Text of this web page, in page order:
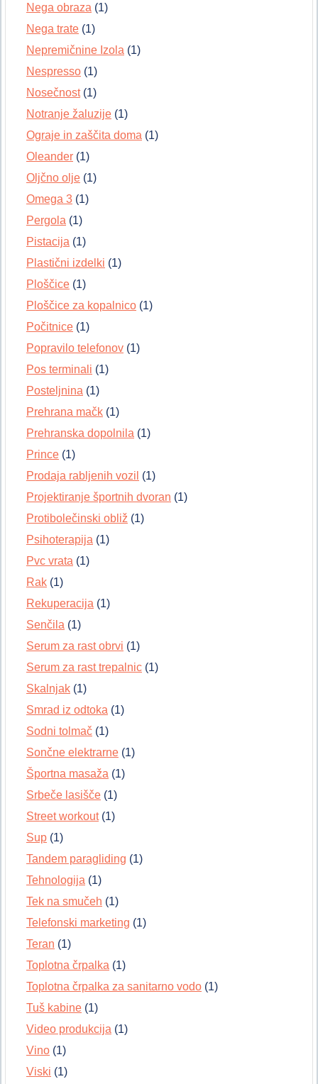
Nega obraza (1)
Nega trate (1)
Nepremičnine Izola (1)
Nespresso (1)
Nosečnost(1)
Notranje žaluzije (1)
Ograje in zaščita doma (1)
Oleander (1)
Oljčno olje (1)
Omega 3 (1)
Pergola (1)
Pistacija (1)
Plastični izdelki (1)
Ploščice (1)
Ploščice za kopalnico (1)
Počitnice (1)
Popravilo telefonov (1)
Pos terminali (1)
Posteljnina (1)
Prehrana mačk (1)
Prehranska dopolnila (1)
Prince (1)
Prodaja rabljenih vozil (1)
Projektiranje športnih dvoran (1)
Protibolečinski obliž (1)
Psihoterapija (1)
Pvc vrata (1)
Rak (1)
Rekuperacija (1)
Senčila (1)
Serum za rast obrvi (1)
Serum za rast trepalnic (1)
Skalnjak (1)
Smrad iz odtoka (1)
Sodni tolmač (1)
Sončne elektrarne (1)
Športna masaža (1)
Srbeče lasišče (1)
Street workout(1)
Sup (1)
Tandem paragliding (1)
Tehnologija (1)
Tek na smučeh (1)
Telefonski marketing (1)
Teran (1)
Toplotna črpalka (1)
Toplotna črpalka za sanitarno vodo (1)
Tuš kabine (1)
Video produkcija (1)
Vino (1)
Viski (1)